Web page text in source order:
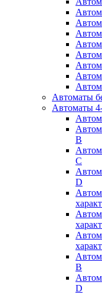
Автоматы
Автоматы
B
C
D
B
D